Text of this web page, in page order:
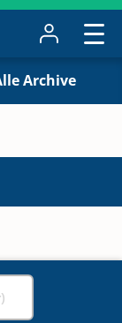
Archive